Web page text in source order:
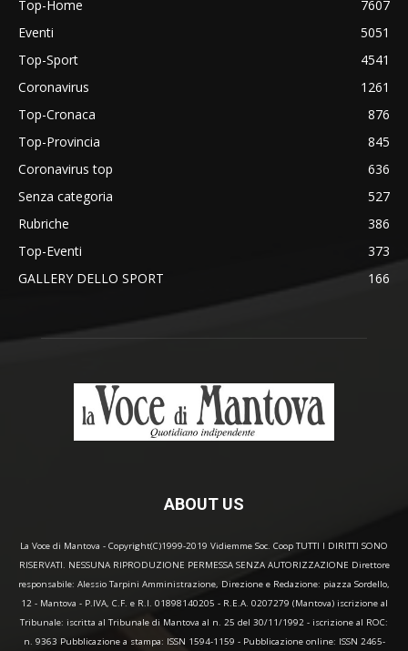
Top-Home
7607
Eventi
5051
Top-Sport
4541
Coronavirus
1261
Top-Cronaca
876
Top-Provincia
845
Coronavirus top
636
Senza categoria
527
Rubriche
386
Top-Eventi
373
GALLERY DELLO SPORT
166
ABOUT US
La Voce di Mantova - Copyright(C)1999-2019 Vidiemme Soc. Coop TUTTI I DIRITTI SONO
RISERVATI. NESSUNA RIPRODUZIONE PERMESSA SENZA AUTORIZZAZIONE Direttore
responsabile: Alessio Tarpini Amministrazione, Direzione e Redazione: piazza Sordello,
12 - Mantova - P.IVA, C.F. e R.I. 01898140205 - R.E.A. 0207279 (Mantova) iscrizione al
Tribunale: iscritta al Tribunale di Mantova al n. 25 del 30/11/1992 - iscrizione al ROC:
n. 9363 Pubblicazione a stampa: ISSN 1594-1159 - Pubblicazione online: ISSN 2465-